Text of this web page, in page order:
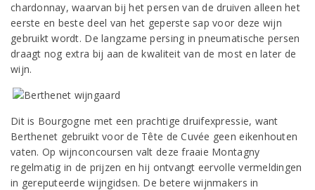
chardonnay, waarvan bij het persen van de druiven alleen het
eerste en beste deel van het geperste sap voor deze wijn
gebruikt wordt. De langzame persing in pneumatische persen
draagt nog extra bij aan de kwaliteit van de most en later de
wijn.
Dit is Bourgogne met een prachtige druifexpressie, want
Berthenet gebruikt voor de Tête de Cuvée geen eikenhouten
vaten. Op wijnconcoursen valt deze fraaie Montagny
regelmatig in de prijzen en hij ontvangt eervolle vermeldingen
in gereputeerde wijngidsen. De betere wijnmakers in